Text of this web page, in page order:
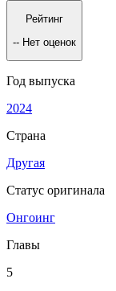
Рейтинг
-- Нет оценок
Год выпуска
2024
Страна
Другая
Статус оригинала
Онгоинг
Главы
5